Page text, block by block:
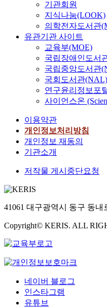
기관회원
지식나눔(LOOK)
의학전자도서관
유관기관 사이트
교육부(MOE)
국립장애인도서
국립중앙도서관
국회도서관(NAL)
연구윤리정보포
사이언스온
이용약관
개인정보처리방침
개인정보 재동의
기관소개
저작물 게시중단요청
41061 대구광역시 동구 동내
Copyright© KERIS. ALL
네이버 블로그
인스타그램
유튜브